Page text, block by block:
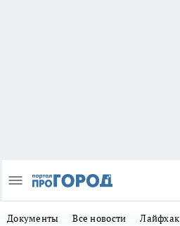
Документы Все новости Лайфхак